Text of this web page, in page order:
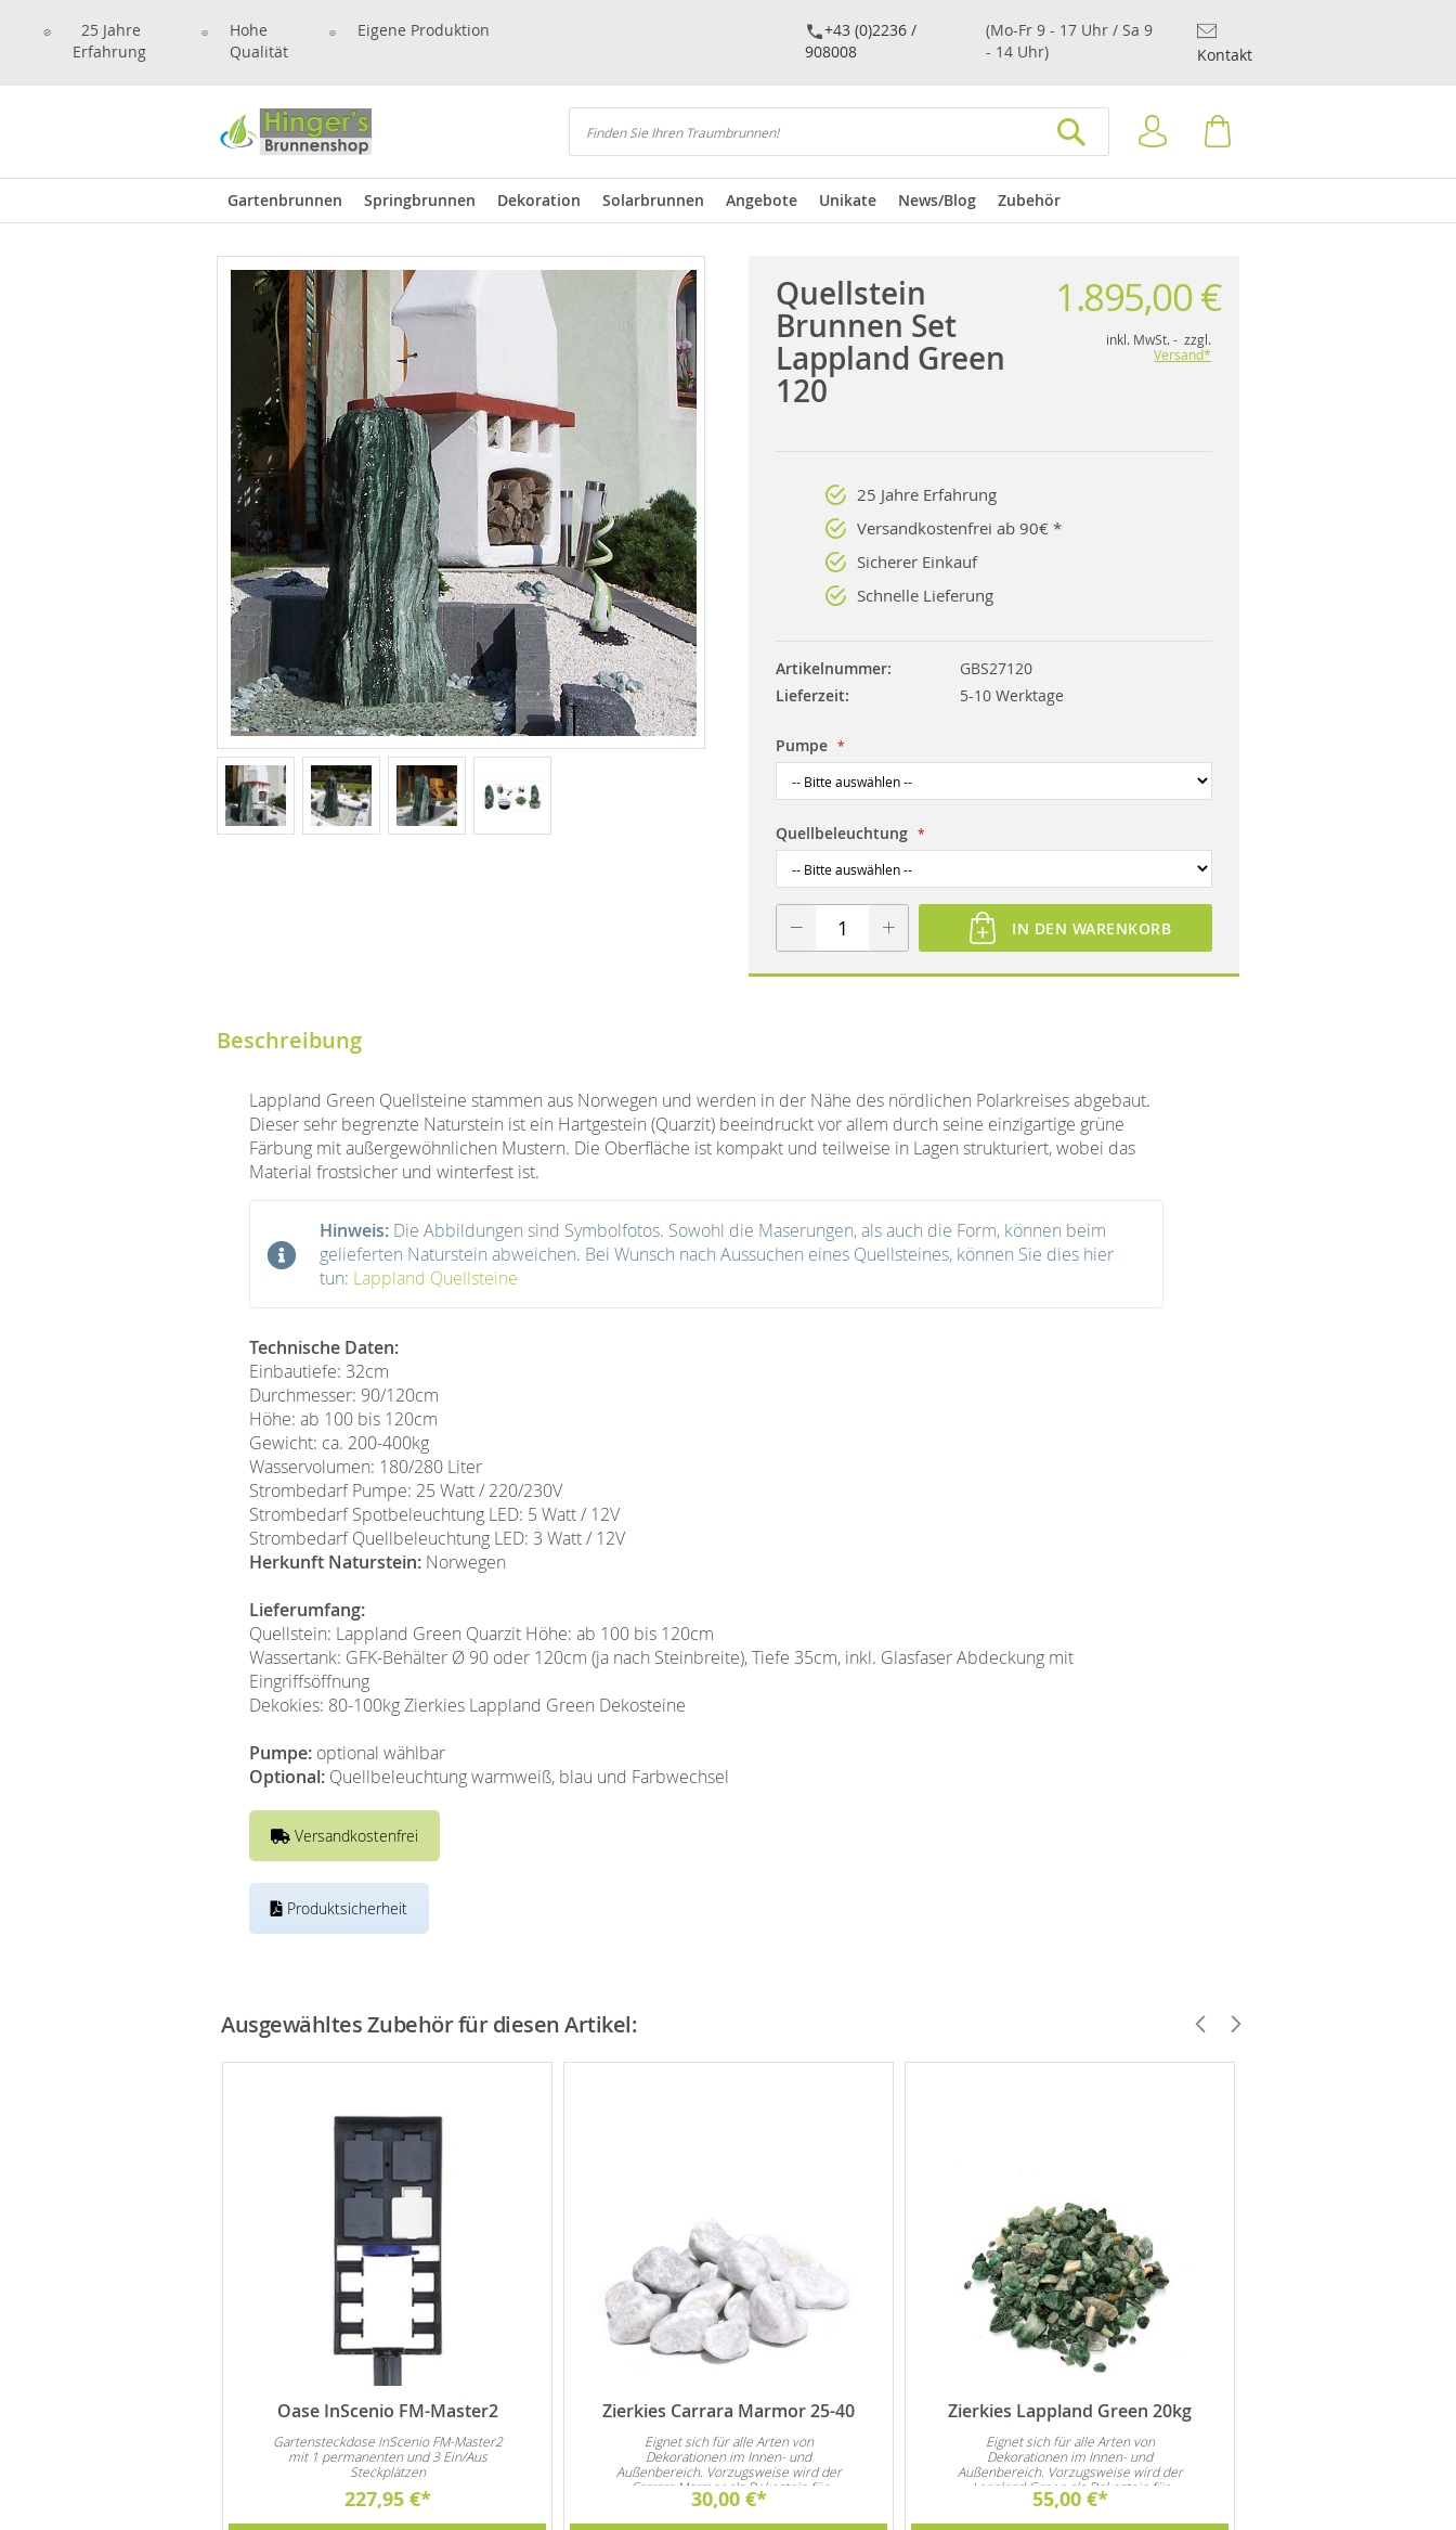
25 Jahre
Erfahrung
Hohe
Qualität
Eigene Produktion
+43 (0)2236 /
908008
(Mo-Fr 9 - 17 Uhr / Sa 9
- 14 Uhr)
Kontakt
Suchen
Anmelden
Gartenbrunnen Springbrunnen Dekoration Solarbrunnen Angebote Unikate News/Blog Zubehör
Quellstein
Brunnen Set
Lappland Green
120
1.895,00 €
inkl. MwSt. - zzgl.
Versand*
25 Jahre Erfahrung
Versandkostenfrei ab 90€ *
Sicherer Einkauf
Schnelle Lieferung
Artikelnummer
GBS27120
Lieferzeit
5-10 Werktage
Pumpe
Quellbeleuchtung
IN DEN WARENKORB
Beschreibung
Lappland Green Quellsteine stammen aus Norwegen und werden in der Nähe des nördlichen Polarkreises abgebaut.
Dieser sehr begrenzte Naturstein ist ein Hartgestein (Quarzit) beeindruckt vor allem durch seine einzigartige grüne
Färbung mit außergewöhnlichen Mustern. Die Oberfläche ist kompakt und teilweise in Lagen strukturiert, wobei das
Material frostsicher und winterfest ist.
Hinweis: Die Abbildungen sind Symbolfotos. Sowohl die Maserungen, als auch die Form, können beim
gelieferten Naturstein abweichen. Bei Wunsch nach Aussuchen eines Quellsteines, können Sie dies hier
tun: Lappland Quellsteine
Technische Daten:
Einbautiefe: 32cm
Durchmesser: 90/120cm
Höhe: ab 100 bis 120cm
Gewicht: ca. 200-400kg
Wasservolumen: 180/280 Liter
Strombedarf Pumpe: 25 Watt / 220/230V
Strombedarf Spotbeleuchtung LED: 5 Watt / 12V
Strombedarf Quellbeleuchtung LED: 3 Watt / 12V
Herkunft Naturstein: Norwegen
Lieferumfang:
Quellstein: Lappland Green Quarzit Höhe: ab 100 bis 120cm
Wassertank: GFK-Behälter Ø 90 oder 120cm (ja nach Steinbreite), Tiefe 35cm, inkl. Glasfaser Abdeckung mit
Eingriffsöffnung
Dekokies: 80-100kg Zierkies Lappland Green Dekosteine
Pumpe: optional wählbar
Optional: Quellbeleuchtung warmweiß, blau und Farbwechsel
Versandkostenfrei
Produktsicherheit
Ausgewähltes Zubehör für diesen Artikel:
Oase InScenio FM-Master2
Gartensteckdose InScenio FM-Master2
mit 1 permanenten und 3 Ein/Aus
Steckplätzen
227,95 €
Zierkies Carrara Marmor 25-40
Eignet sich für alle Arten von
Dekorationen im Innen- und
Außenbereich. Vorzugsweise wird der
Carrara Marmor als Dekostein für
Steingarten und natürlich auch als
30,00 €
Zierkies Lappland Green 20kg
Eignet sich für alle Arten von
Dekorationen im Innen- und
Außenbereich. Vorzugsweise wird der
Lappland Green als Dekostein für
Steingarten und natürlich auch als
55,00 €